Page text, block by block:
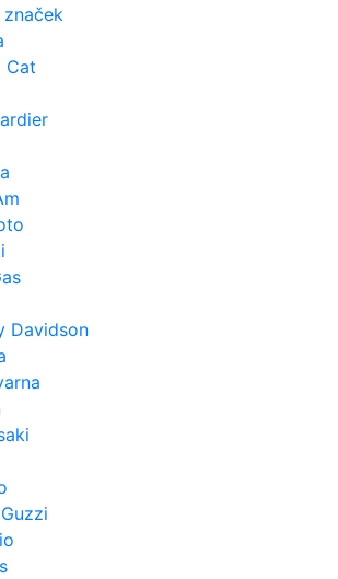
značek
Cat
Davidson